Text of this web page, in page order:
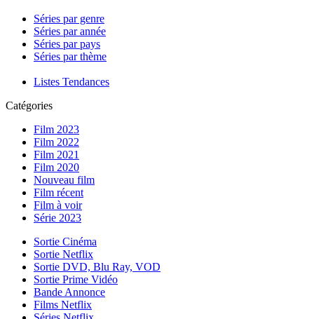
Séries par genre
Séries par année
Séries par pays
Séries par thème
Listes Tendances
Catégories
Film 2023
Film 2022
Film 2021
Film 2020
Nouveau film
Film récent
Film à voir
Série 2023
Sortie Cinéma
Sortie Netflix
Sortie DVD, Blu Ray, VOD
Sortie Prime Vidéo
Bande Annonce
Films Netflix